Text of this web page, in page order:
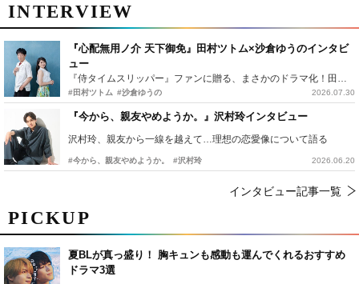
PICKUP
夏BLが真っ盛り！ 胸キュンも感動も運んでくれるおすすめ
ドラマ3選
INTERVIEW
『心配無用ノ介 天下御免』田村ツトム×沙倉ゆうのインタビ
ュー
『侍タイムスリッパー』ファンに贈る、まさかのドラマ化！田村ツトム×沙倉ゆうのが語る『心配無用ノ介』撮影秘話
#田村ツトム #沙倉ゆうの 2026.07.30
『今から、親友やめようか。』沢村玲インタビュー
沢村玲、親友から一線を越えて…理想の恋愛像について語る
#今から、親友やめようか。 #沢村玲 2026.06.20
インタビュー記事一覧